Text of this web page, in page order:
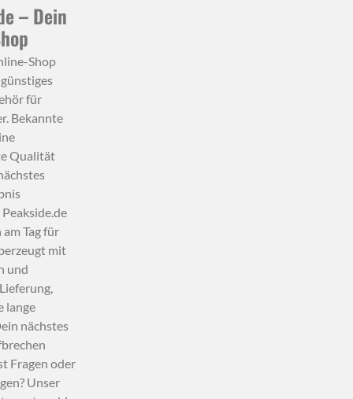
– Dein
Shop
für
Bekannte
Qualität
Tag für
mit
und
lange
nächstes
Fragen oder
Unser